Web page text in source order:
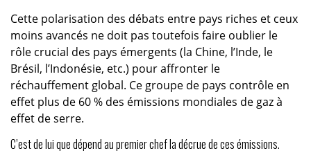
Cette polarisation des débats entre pays riches et ceux
moins avancés ne doit pas toutefois faire oublier le
rôle crucial des pays émergents (la Chine, l’Inde, le
Brésil, l’Indonésie, etc.) pour affronter le
réchauffement global. Ce groupe de pays contrôle en
effet plus de 60 % des émissions mondiales de gaz à
effet de serre.
C’est de lui que dépend au premier chef la décrue de ces émissions.